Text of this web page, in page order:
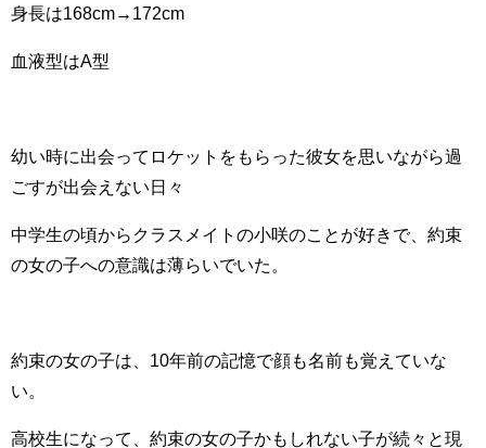
身長は168cm→172cm
血液型はA型
幼い時に出会ってロケットをもらった彼女を思いながら過
ごすが出会えない日々
中学生の頃からクラスメイトの小咲のことが好きで、約束
の女の子への意識は薄らいでいた。
約束の女の子は、10年前の記憶で顔も名前も覚えていな
い。
高校生になって、約束の女の子かもしれない子が続々と現